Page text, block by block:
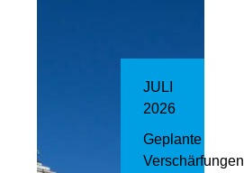
JULI
2026
Geplante
Verschärfungen